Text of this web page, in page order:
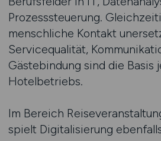
Prozesssteuerung.
menschliche Kontakt
Servicequalität,
Gästebindung sind die Basis
Hotelbetriebs.
Im Bereich
spielt Digitalisierung